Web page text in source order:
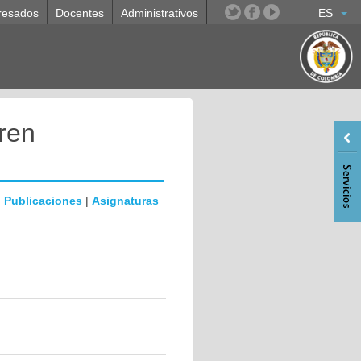
ES
Docentes Administrativos
Publicaciones | Asignaturas